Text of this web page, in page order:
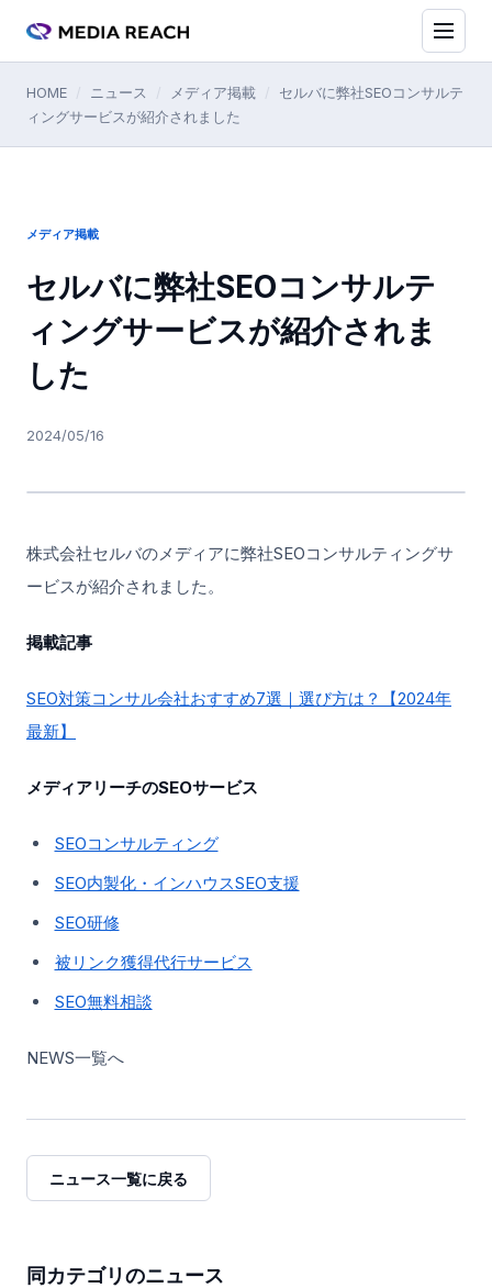
HOME ニュース メディア掲載
セルバに弊社SEOコンサルテ
ィングサービスが紹介されました
メディア掲載
セルバに弊社SEOコンサルテ
ィングサービスが紹介されま
した
2024/05/16
株式会社セルバのメディアに弊社SEOコンサルティングサ
ービスが紹介されました。
掲載記事
SEO対策コンサル会社おすすめ7選｜選び方は？【2024年
最新】
メディアリーチのSEOサービス
SEOコンサルティング
SEO内製化・インハウスSEO支援
SEO研修
被リンク獲得代行サービス
SEO無料相談
NEWS一覧へ
ニュース一覧に戻る
同カテゴリのニュース